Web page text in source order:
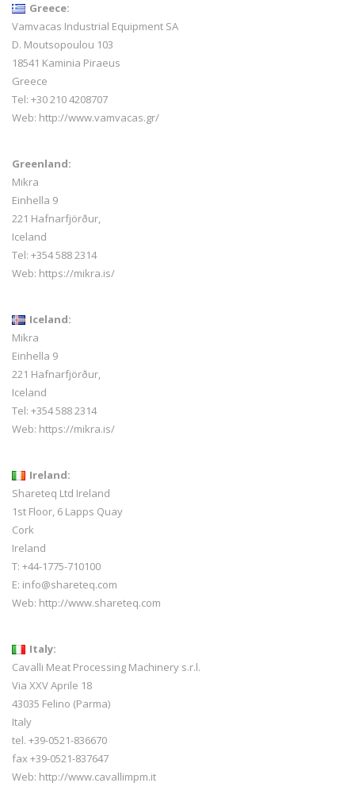
Greece:
Vamvacas Industrial Equipment SA
D. Moutsopoulou 103
18541 Kaminia Piraeus
Greece
Tel: +30 210 4208707
Web: http://www.vamvacas.gr/
Greenland:
Mikra
Einhella 9
221 Hafnarfjörður,
Iceland
Tel: +354 588 2314
Web: https://mikra.is/
Iceland:
Mikra
Einhella 9
221 Hafnarfjörður,
Iceland
Tel: +354 588 2314
Web: https://mikra.is/
Ireland:
Shareteq Ltd Ireland
1st Floor, 6 Lapps Quay
Cork
Ireland
T: +44-1775-710100
E: info@shareteq.com
Web: http://www.shareteq.com
Italy:
Cavalli Meat Processing Machinery s.r.l.
Via XXV Aprile 18
43035 Felino (Parma)
Italy
tel. +39-0521-836670
fax +39-0521-837647
Web: http://www.cavallimpm.it